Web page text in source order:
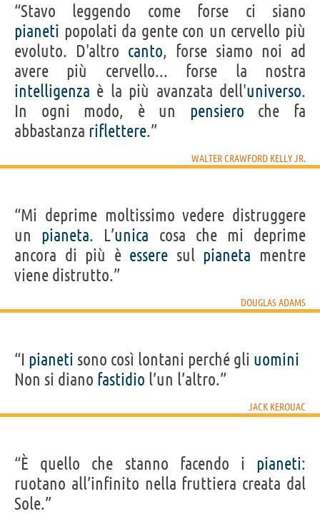
“Stavo leggendo come forse ci siano
pianeti popolati da gente con un cervello più
evoluto. D'altro canto, forse siamo noi ad
avere più cervello... forse la nostra
intelligenza è la più avanzata dell'universo.
In ogni modo, è un pensiero che fa
abbastanza riflettere.”
WALTER CRAWFORD KELLY JR.
“Mi deprime moltissimo vedere distruggere
un pianeta. L’unica cosa che mi deprime
ancora di più è essere sul pianeta mentre
viene distrutto.”
DOUGLAS ADAMS
“I pianeti sono così lontani perché gli uomini
Non si diano fastidio l’un l’altro.”
JACK KEROUAC
“È quello che stanno facendo i pianeti:
ruotano all’infinito nella fruttiera creata dal
Sole.”